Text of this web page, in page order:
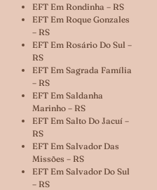
EFT Em Rondinha – RS
EFT Em Roque Gonzales
– RS
EFT Em Rosário Do Sul –
RS
EFT Em Sagrada Família
– RS
EFT Em Saldanha
Marinho – RS
EFT Em Salto Do Jacuí –
RS
EFT Em Salvador Das
Missões – RS
EFT Em Salvador Do Sul
– RS